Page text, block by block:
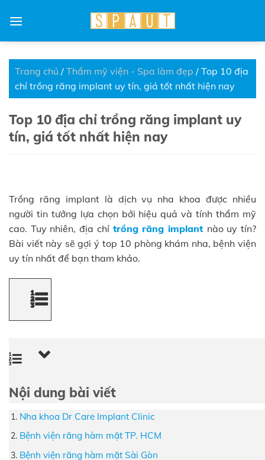
Trang chủ / Thẩm mỹ viện - Spa làm đẹp / Top 10 địa
chỉ trồng răng implant uy tín, giá tốt nhất hiện nay
Top 10 địa chỉ trồng răng implant uy
tín, giá tốt nhất hiện nay
Trồng răng implant là dịch vụ nha khoa được nhiều
người tin tưởng lựa chọn bởi hiệu quả và tính thẩm mỹ
cao. Tuy nhiên, địa chỉ trồng răng implant nào uy tín?
Bài viết này sẽ gợi ý top 10 phòng khám nha, bệnh viện
uy tín nhất để bạn tham khảo.
Nội dung bài viết
Nha khoa Dr Care Implant Clinic
Bệnh viện răng hàm mặt TP. HCM
Bệnh viện răng hàm mặt Sài Gòn